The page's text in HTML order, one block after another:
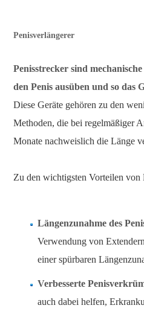
Penisverlängerer
Penisstrecker sind
den Penis ausüben und so das
Diese Geräte gehören zu den
Methoden, die bei regelmäßiger
Monate nachweislich die Länge
Zu den wichtigsten Vorteilen von
Längenzunahme des
Verwendung von
einer spürbaren
Verbesserte
auch dabei helfen,